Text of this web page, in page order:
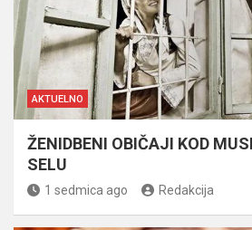
AKTUELNO
ŽENIDBENI OBIČAJI KOD
SELU
1 sedmica ago Redakcija